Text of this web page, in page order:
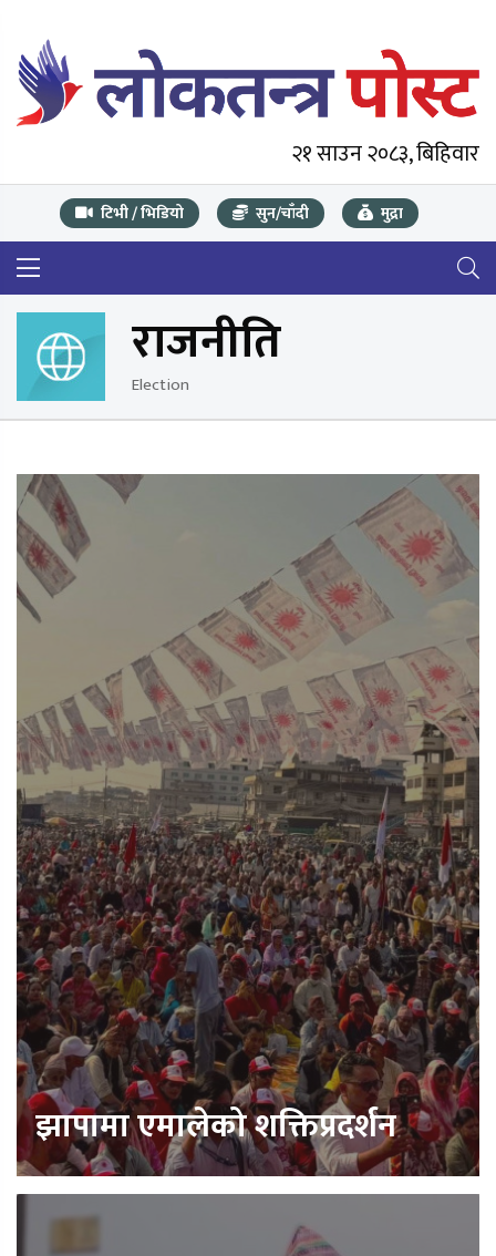
२१ साउन २०८३, बिहिवार
टिभी / भिडियो सुन/चाँदी मुद्रा
राजनीति
Election
झापामा एमालेको शक्तिप्रदर्शन